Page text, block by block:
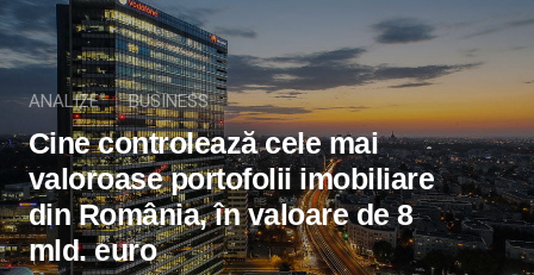
ANALIZE BUSINESS
Cine controlează cele mai
valoroase portofolii imobiliare
din România, în valoare de 8
mld. euro